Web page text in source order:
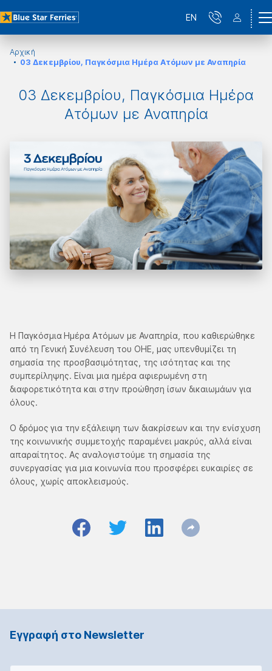
EN
Αρχική
03 Δεκεμβρίου, Παγκόσμια Ημέρα Ατόμων με Αναπηρία
03 Δεκεμβρίου, Παγκόσμια Ημέρα
Ατόμων με Αναπηρία
Η ΠαγκόσμιαΗμέρα Ατόμων με Αναπηρία, που καθιερώθηκε
από τη Γενική Συνέλευση του ΟΗΕ, μας υπενθυμίζει τη
σημασία της προσβασιμότητας, της ισότητας και της
συμπερίληψης. Είναι μια ημέρα αφιερωμένη στη
διαφορετικότητα και στην προώθηση ίσων δικαιωμάων για
όλους.
Ο δρόμος για την εξάλειψη των διακρίσεων και την ενίσχυση
της κοινωνικής συμμετοχής παραμένει μακρύς, αλλά είναι
απαραίτητος. Ας αναλογιστούμε τη σημασία της
συνεργασίας για μια κοινωνία που προσφέρει ευκαιρίες σε
όλους, χωρίς αποκλεισμούς.
Εγγραφή στο Νewsletter